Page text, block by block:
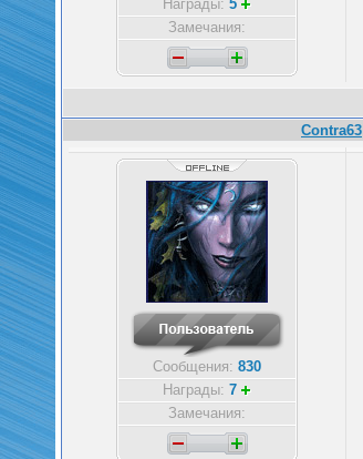
Награды: 5
Замечания:
Contra63
Сообщения: 830
Награды: 7
Замечания: